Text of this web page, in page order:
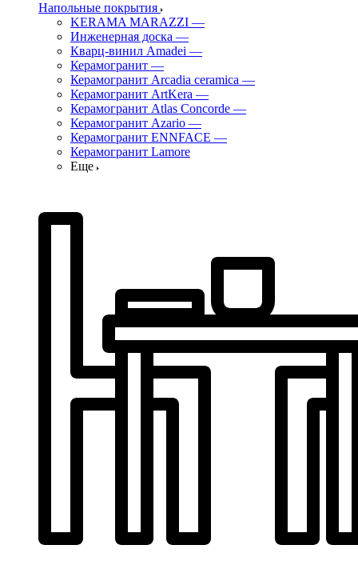
Напольные покрытия
KERAMA MARAZZI —
Инженерная доска —
Кварц-винил Amadei —
Керамогранит —
Керамогранит Arcadia ceramica —
Керамогранит ArtKera —
Керамогранит Atlas Concorde —
Керамогранит Azario —
Керамогранит ENNFACE —
Керамогранит Lamore
Еще